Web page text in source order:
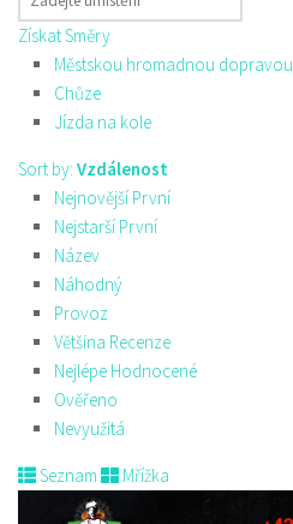
Získat Směry
Městskou hromadnou dopravou
Chůze
Jízda na kole
Sort by: Vzdálenost
Nejnovější První
Nejstarší První
Název
Náhodný
Provoz
Většina Recenze
Nejlépe Hodnocené
Ověřeno
Nevyužitá
Seznam Mřížka